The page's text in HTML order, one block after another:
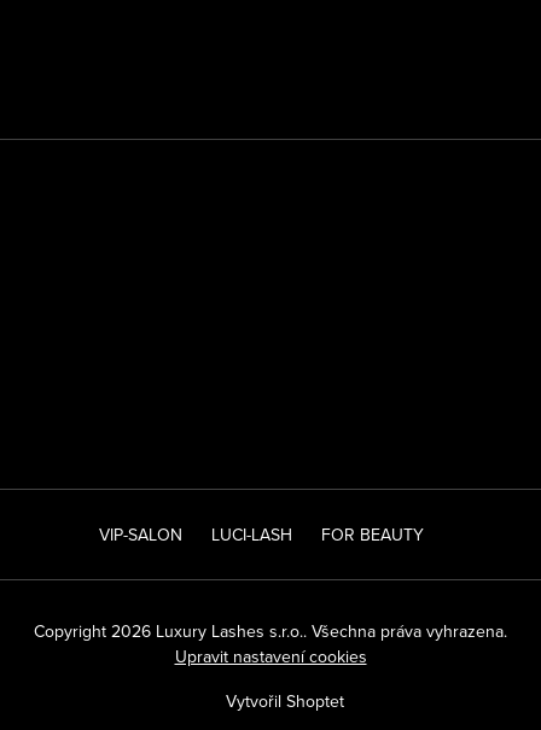
VIP-SALON LUCI-LASH FOR BEAUTY
Vytvořil Shoptet
Copyright 2026 Luxury Lashes s.r.o.. Všechna práva vyhrazena.
Upravit nastavení cookies